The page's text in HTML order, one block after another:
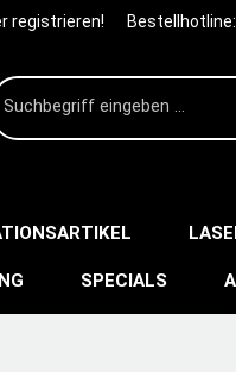
registrieren! Bestellhotline:
SPECIALS